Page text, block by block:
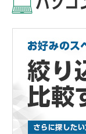
パソコ